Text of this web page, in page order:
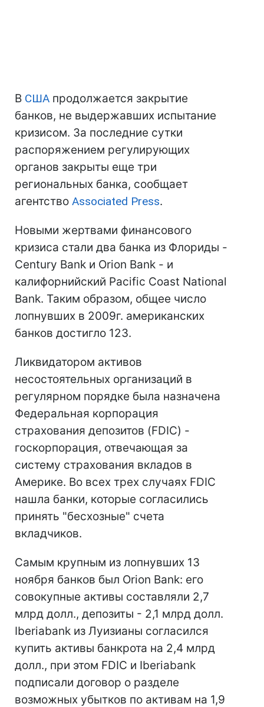
В США продолжается закрытие
банков, не выдержавших испытание
кризисом. За последние сутки
распоряжением регулирующих
органов закрыты еще три
региональных банка, сообщает
агентство Associated Press.
Новыми жертвами финансового
кризиса стали два банка из Флориды -
Century Bank и Orion Bank - и
калифорнийский Pacific Coast National
Bank. Таким образом, общее число
лопнувших в 2009г. американских
банков достигло 123.
Ликвидатором активов
несостоятельных организаций в
регулярном порядке была назначена
Федеральная корпорация
страхования депозитов (FDIC) -
госкорпорация, отвечающая за
систему страхования вкладов в
Америке. Во всех трех случаях FDIC
нашла банки, которые согласились
принять "бесхозные" счета
вкладчиков.
Самым крупным из лопнувших 13
ноября банков был Orion Bank: его
совокупные активы составляли 2,7
млрд долл., депозиты - 2,1 млрд долл.
Iberiabank из Луизианы согласился
купить активы банкрота на 2,4 млрд
долл., при этом FDIC и Iberiabank
подписали договор о разделе
возможных убытков по активам на 1,9